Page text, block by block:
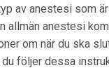
av anestesi som
allmän anestesi
om när du ska
följer dessa